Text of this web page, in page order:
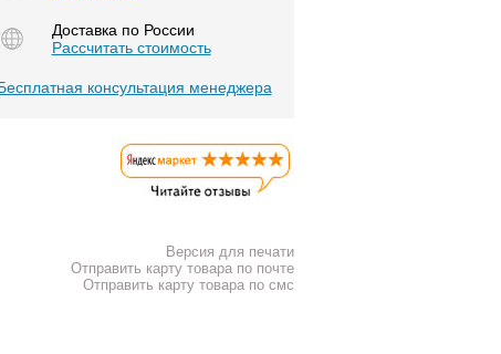
Доставка по России
Рассчитать стоимость
консультация менеджера
Версия для печати
Отправить карту товара по почте
Отправить карту товара по смс